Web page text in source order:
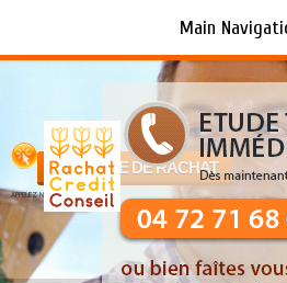
DEMANDE DE RACHAT
APPELEZ NOUS !!